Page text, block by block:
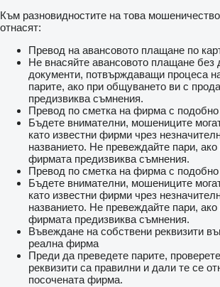
Към разновидностите на това
отнасят:
Превод на авансовото плащане по
Не внасяйте авансовото плащане без
документи, потвърждаващи процеса
парите, ако при общуването ви с
предизвиква съмнения.
Превод по сметка на фирма с
Бъдете внимателни, мошениците
като известни фирми чрез
названието. Не превеждайте пари, ако
фирмата предизвиква съмнения.
Превод по сметка на фирма с
Бъдете внимателни, мошениците
като известни фирми чрез
названието. Не превеждайте пари, ако
фирмата предизвиква съмнения.
Въвеждане на собствени реквизити
реална фирма
Преди да преведете парите,
реквизити са правилни и дали те се
посочената фирма.